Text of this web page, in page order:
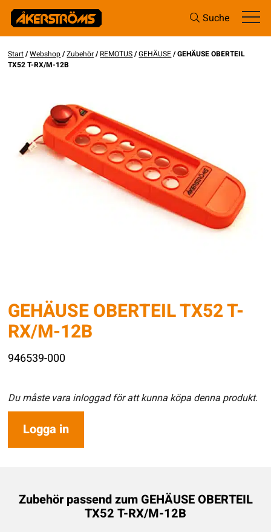
Suche
Start/Webshop/Zubehör/REMOTUS/GEHÄUSE/ GEHÄUSE OBERTEIL
TX52 T-RX/M-12B
GEHÄUSE OBERTEIL TX52 T-
RX/M-12B
946539-000
Du måste vara inloggad för att kunna köpa denna produkt.
Logga in
Zubehör passend zumGEHÄUSE OBERTEIL
TX52 T-RX/M-12B